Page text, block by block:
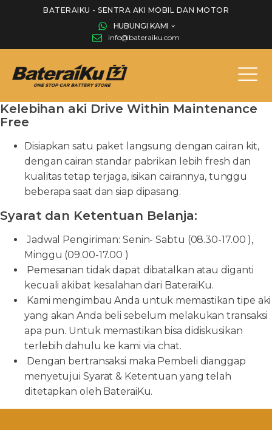
BATERAIKU - SENTRA AKI MOBIL DAN MOTOR
HUBUNGI KAMI
info@bateraiku.com
Kelebihan aki Drive Within Maintenance
Free
Disiapkan satu paket langsung dengan cairan kit,
dengan cairan standar pabrikan lebih fresh dan
kualitas tetap terjaga, isikan cairannya, tunggu
beberapa saat dan siap dipasang.
Syarat dan Ketentuan Belanja:
Jadwal Pengiriman: Senin- Sabtu (08.30-17.00 ),
Minggu (09.00-17.00 )
Pemesanan tidak dapat dibatalkan atau diganti
kecuali akibat kesalahan dari BateraiKu.
Kami mengimbau Anda untuk memastikan tipe aki
yang akan Anda beli sebelum melakukan transaksi
apa pun. Untuk memastikan bisa didiskusikan
terlebih dahulu ke kami via chat.
Dengan bertransaksi maka Pembeli dianggap
menyetujui Syarat & Ketentuan yang telah
ditetapkan oleh BateraiKu.